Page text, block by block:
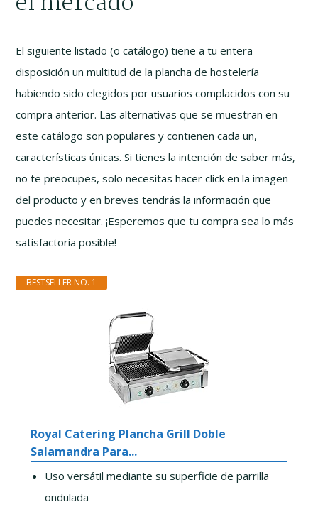
El siguiente listado (o catálogo) tiene a tu entera
disposición un multitud de la plancha de hostelería
habiendo sido elegidos por usuarios complacidos con su
compra anterior. Las alternativas que se muestran en
este catálogo son populares y contienen cada un,
características únicas. Si tienes la intención de saber más,
no te preocupes, solo necesitas hacer click en la imagen
del producto y en breves tendrás la información que
puedes necesitar. ¡Esperemos que tu compra sea lo más
satisfactoria posible!
BESTSELLER NO. 1
Royal Catering Plancha Grill Doble
Salamandra Para...
Uso versátil mediante su superficie de parrilla
ondulada